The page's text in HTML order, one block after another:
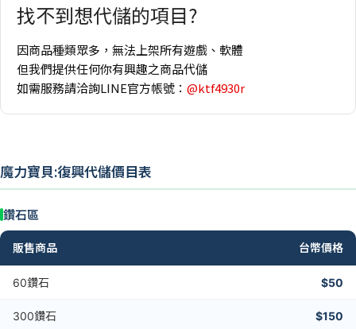
找不到想代儲的項目?
因商品種類眾多，無法上架所有遊戲、軟體
但我們提供任何你有興趣之商品代儲
如需服務請洽詢LINE官方帳號： @ktf4930r
魔力寶貝:復興代儲價目表
鑽石區
販售商品 台幣價格
60鑽石 $50
300鑽石 $150